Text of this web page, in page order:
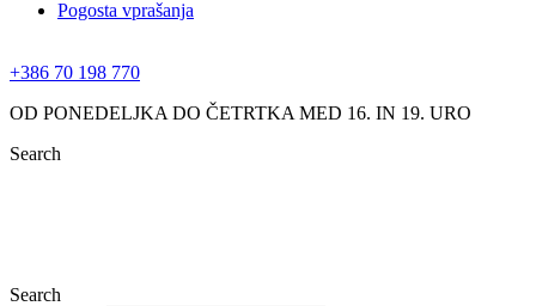
Pogosta vprašanja
+386 70 198 770
OD PONEDELJKA DO ČETRTKA MED 16. IN 19. URO
Search
Search